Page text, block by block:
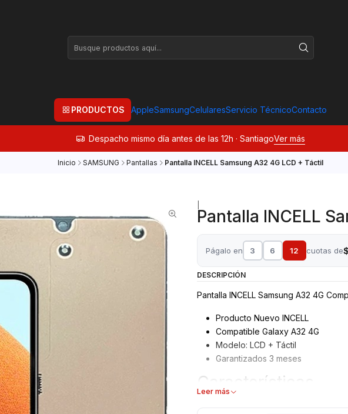
PRODUCTOS AppleSamsungCelularesServicio TécnicoContacto
Despacho mismo día antes de las 12h · SantiagoVer más
Inicio SAMSUNG Pantallas Pantalla INCELL Samsung A32 4G LCD + Táctil
Pantalla INCELL
Págalo en 3 6 12 cuotas de
DESCRIPCIÓN
Pantalla INCELL Samsung A32 4G
Producto Nuevo INCELL
Compatible Galaxy A32 4G
Modelo: LCD + Táctil
Garantizados 3 meses
Características
Leer más